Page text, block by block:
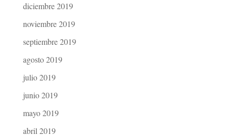
diciembre 2019
noviembre 2019
septiembre 2019
agosto 2019
julio 2019
junio 2019
mayo 2019
abril 2019